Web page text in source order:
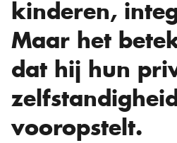
kinderen,
Maar het
dat hij hun
vooropstelt.